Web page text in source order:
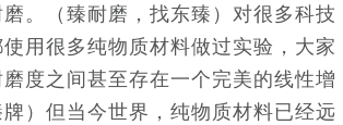
。（臻耐磨，找东臻）对很多科技
用很多纯物质材料做过实验，大家
度之间甚至存在一个完美的线性增
）但当今世界，纯物质材料已经远